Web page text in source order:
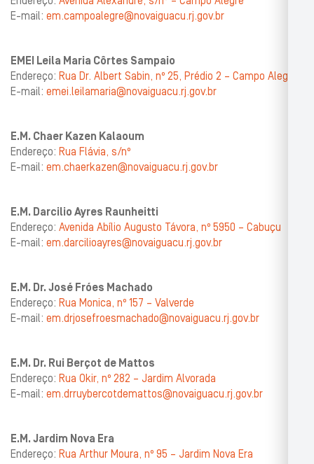
E-mail: em.campoalegre@novaiguacu.rj.gov.br
EMEI Leila Maria Côrtes Sampaio
Endereço: Rua Dr. Albert Sabin, nº 25, Prédio 2 – Campo Alegre
E-mail: emei.leilamaria@novaiguacu.rj.gov.br
E.M. Chaer Kazen Kalaoum
Endereço: Rua Flávia, s/nº
E-mail: em.chaerkazen@novaiguacu.rj.gov.br
E.M. Darcilio Ayres Raunheitti
Endereço: Avenida Abílio Augusto Távora, nº 5950 – Cabuçu
E-mail: em.darcilioayres@novaiguacu.rj.gov.br
E.M. Dr. José Fróes Machado
Endereço: Rua Monica, nº 157 – Valverde
E-mail: em.drjosefroesmachado@novaiguacu.rj.gov.br
E.M. Dr. Rui Berçot de Mattos
Endereço: Rua Okir, nº 282 – Jardim Alvorada
E-mail: em.drruybercotdemattos@novaiguacu.rj.gov.br
E.M. Jardim Nova Era
Endereço: Rua Arthur Moura, nº 95 – Jardim Nova Era